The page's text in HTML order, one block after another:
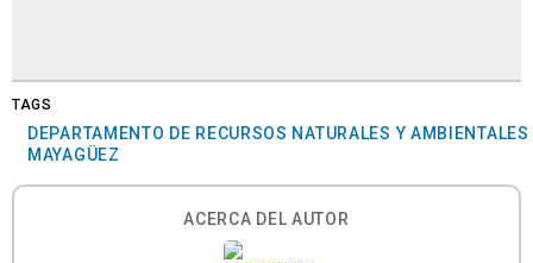
TAGS
DEPARTAMENTO DE RECURSOS NATURALES Y AMBIENTALES
MAYAGÜEZ
ACERCA DEL AUTOR